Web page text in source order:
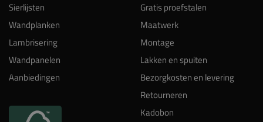
Sierlijsten
Wandplanken
Lambrisering
Wandpanelen
Aanbiedingen
Gratis proefstalen
Maatwerk
Montage
Lakken en spuiten
Bezorgkosten en levering
Retourneren
Kadobon